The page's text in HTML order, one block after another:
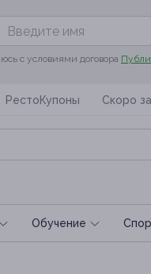
с условиями договора
РестоКупоны Скоро
Обучение